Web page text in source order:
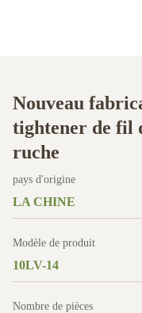
Nouveau
tightener de fil
ruche
pays d'origine
LA CHINE
Modèle de produit
10LV-14
Nombre de pièces